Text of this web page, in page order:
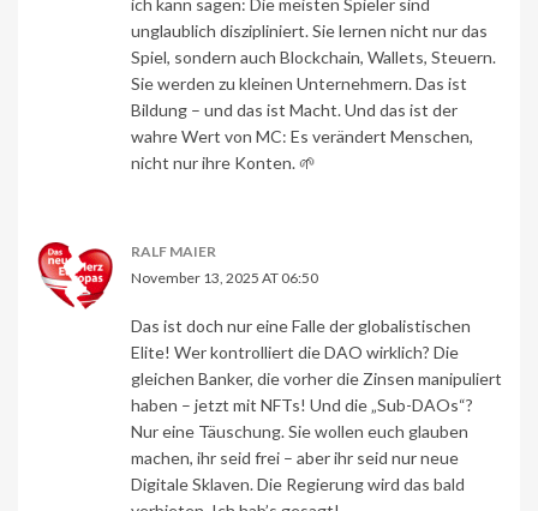
unglaublich diszipliniert. Sie lernen nicht nur das
Spiel, sondern auch Blockchain, Wallets, Steuern.
Sie werden zu kleinen Unternehmern. Das ist
Bildung – und das ist Macht. Und das ist der
wahre Wert von MC: Es verändert Menschen,
nicht nur ihre Konten. 🌱
RALF MAIER
November 13, 2025 AT 06:50
Das ist doch nur eine Falle der globalistischen
Elite! Wer kontrolliert die DAO wirklich? Die
gleichen Banker, die vorher die Zinsen manipuliert
haben – jetzt mit NFTs! Und die „Sub-DAOs“?
Nur eine Täuschung. Sie wollen euch glauben
machen, ihr seid frei – aber ihr seid nur neue
Digitale Sklaven. Die Regierung wird das bald